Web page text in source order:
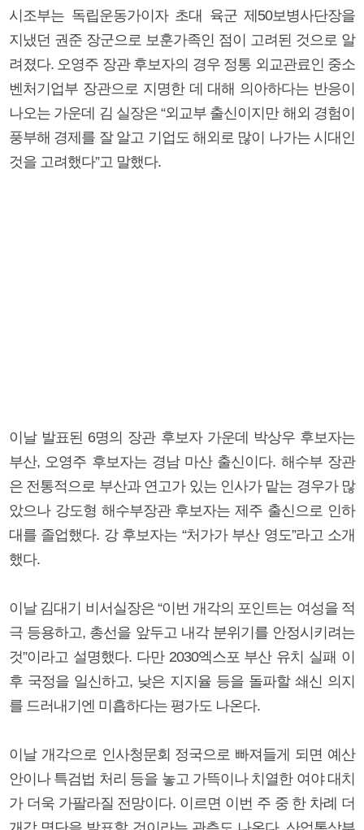
시조부는 독립운동가이자 초대 육군 제50보병사단장을
지냈던 권준 장군으로 보훈가족인 점이 고려된 것으로 알
려졌다. 오영주 장관 후보자의 경우 정통 외교관료인 중소
벤처기업부 장관으로 지명한 데 대해 의아하다는 반응이
나오는 가운데 김 실장은 “외교부 출신이지만 해외 경험이
풍부해 경제를 잘 알고 기업도 해외로 많이 나가는 시대인
것을 고려했다”고 말했다.
이날 발표된 6명의 장관 후보자 가운데 박상우 후보자는
부산, 오영주 후보자는 경남 마산 출신이다. 해수부 장관
은 전통적으로 부산과 연고가 있는 인사가 맡는 경우가 많
았으나 강도형 해수부장관 후보자는 제주 출신으로 인하
대를 졸업했다. 강 후보자는 “처가가 부산 영도”라고 소개
했다.
이날 김대기 비서실장은 “이번 개각의 포인트는 여성을 적
극 등용하고, 총선을 앞두고 내각 분위기를 안정시키려는
것”이라고 설명했다. 다만 2030엑스포 부산 유치 실패 이
후 국정을 일신하고, 낮은 지지율 등을 돌파할 쇄신 의지
를 드러내기엔 미흡하다는 평가도 나온다.
이날 개각으로 인사청문회 정국으로 빠져들게 되면 예산
안이나 특검법 처리 등을 놓고 가뜩이나 치열한 여야 대치
가 더욱 가팔라질 전망이다. 이르면 이번 주 중 한 차례 더